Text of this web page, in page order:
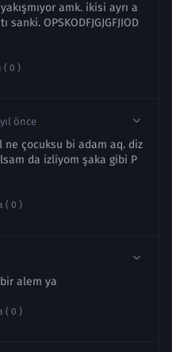
amk. ikisi ayrı a
OPSKODFJGJGFJIOD
( 0 )
önce
çocuksu bi adam aq. diz
da izliyom şaka gibi P
( 0 )
alem ya
( 0 )